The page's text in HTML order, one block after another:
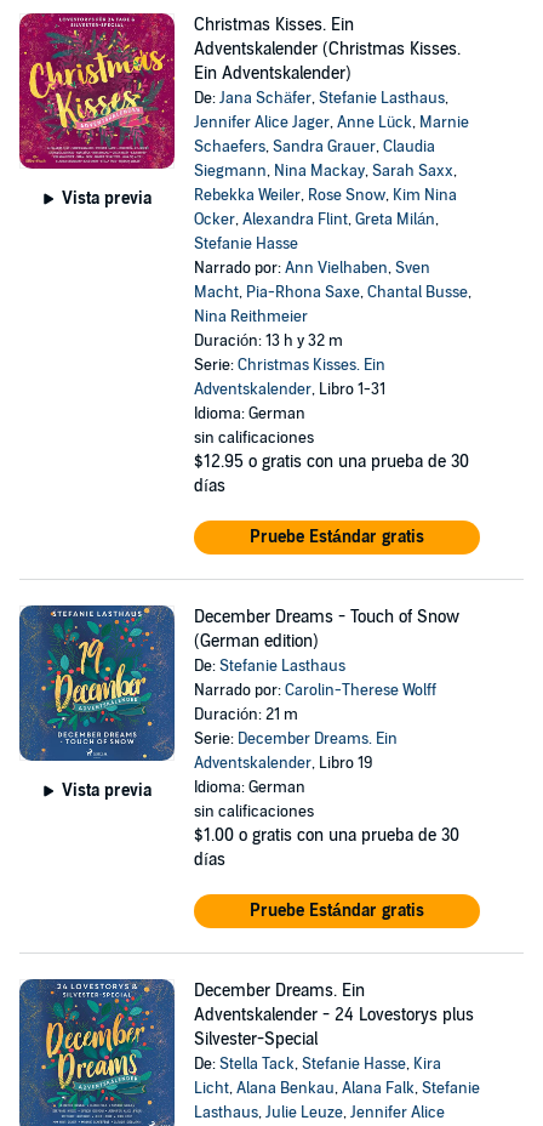
Vista previa
Christmas Kisses. Ein
Adventskalender (Christmas Kisses.
Ein Adventskalender)
De:Jana Schäfer,Stefanie Lasthaus,
Jennifer Alice Jager,Anne Lück, Marnie
Schaefers,Sandra Grauer,Claudia
Siegmann, Nina Mackay,Sarah Saxx,
Rebekka Weiler, Rose Snow, Kim Nina
Ocker,Alexandra Flint,Greta Milán,
Stefanie Hasse
Narrado por:Ann Vielhaben,Sven
Macht, Pia-Rhona Saxe,Chantal Busse,
Nina Reithmeier
Duración: 13 h y 32 m
Serie:Christmas Kisses. Ein
Adventskalender, Libro 1-31
Idioma: German
sin calificaciones
$12.95 o gratis con una prueba de 30
días
Pruebe Estándar gratis
Vista previa
December Dreams - Touch of Snow
(German edition)
De:Stefanie Lasthaus
Narrado por:Carolin-Therese Wolff
Duración: 21 m
Serie: December Dreams. Ein
Adventskalender, Libro 19
Idioma: German
sin calificaciones
$1.00 o gratis con una prueba de 30
días
Pruebe Estándar gratis
December Dreams. Ein
Adventskalender - 24 Lovestorys plus
Silvester-Special
De:Stella Tack,Stefanie Hasse, Kira
Licht,Alana Benkau,Alana Falk,Stefanie
Lasthaus,Julie Leuze,Jennifer Alice